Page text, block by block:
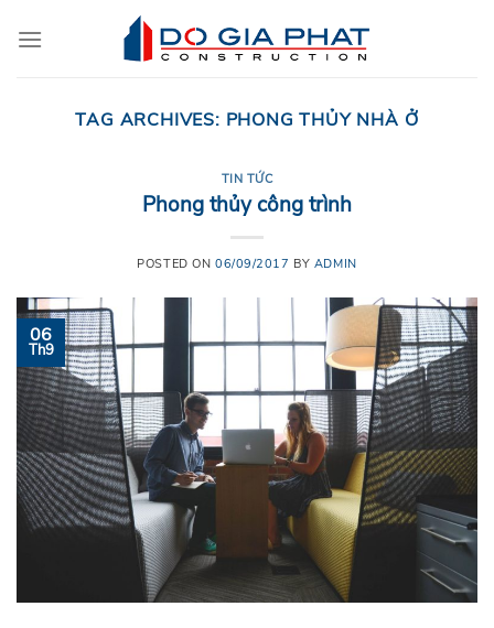
TAG ARCHIVES: PHONG THỦY NHÀ Ở
TIN TỨC
Phong thủy công trình
POSTED ON 06/09/2017 BY ADMIN
06
Th9